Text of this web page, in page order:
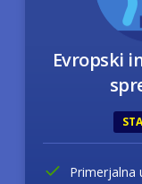
Evropski
Primerjalna